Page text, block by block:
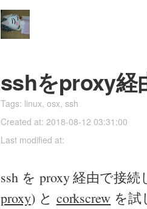
sshをproxy経
Tags: linux, osx, ssh
Created at: 2018-08-12 03:31:00
Last modified at:
ssh を proxy 経由で接
proxy) と corkscrew を試